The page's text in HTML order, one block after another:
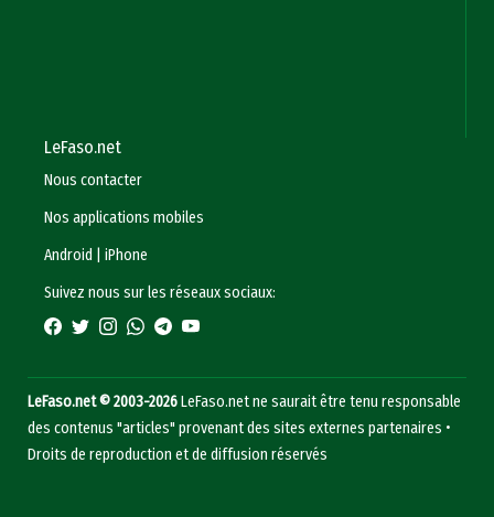
LeFaso.net
Nous contacter
Nos applications mobiles
Android
|iPhone
Suivez nous sur les réseaux sociaux:
LeFaso.net © 2003-2026LeFaso.net ne saurait être tenu responsable
des contenus "articles" provenant des sites externes partenaires •
Droits de reproduction et de diffusion réservés